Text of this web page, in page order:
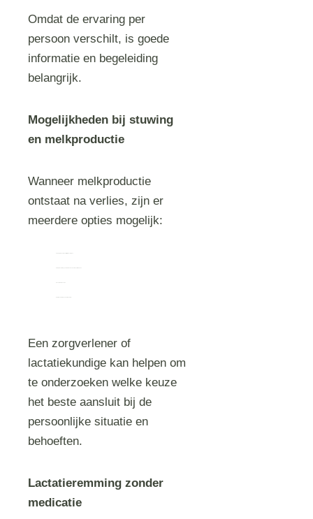
Omdat de ervaring per
persoon verschilt, is goede
informatie en begeleiding
belangrijk.
Mogelijkheden bij stuwing
en melkproductie
Wanneer melkproductie
ontstaat na verlies, zijn er
meerdere opties mogelijk:
Een zorgverlener of
lactatiekundige kan helpen om
te onderzoeken welke keuze
het beste aansluit bij de
persoonlijke situatie en
behoeften.
Lactatieremming zonder
medicatie